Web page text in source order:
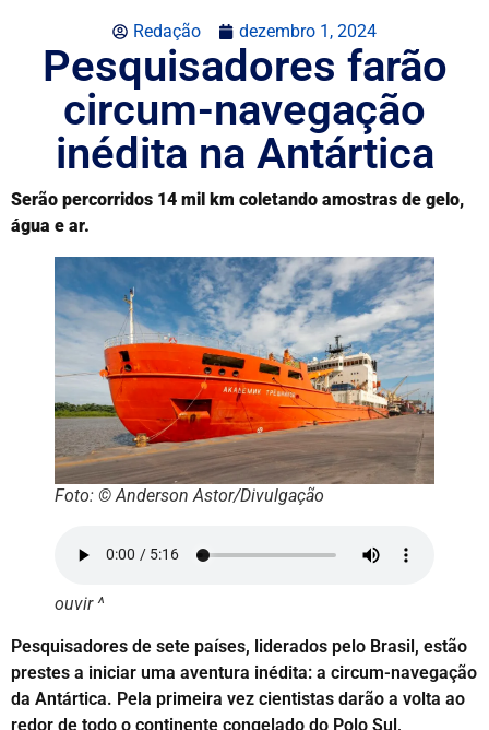
Redação dezembro 1, 2024
Pesquisadores farão
circum-navegação
inédita na Antártica
Serão percorridos 14 mil km coletando amostras de gelo,
água e ar.
Foto: © Anderson Astor/Divulgação
ouvir ^
Pesquisadores de sete países, liderados pelo Brasil, estão
prestes a iniciar uma aventura inédita: a circum-navegação
da Antártica. Pela primeira vez cientistas darão a volta ao
redor de todo o continente congelado do Polo Sul,